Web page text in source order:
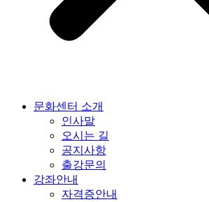
문화센터 소개
인사말
오시는 길
공지사항
출강문의
강좌안내
자격증안내